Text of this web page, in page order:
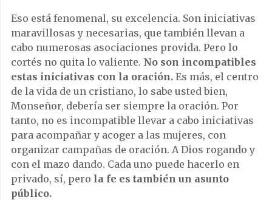
Eso está fenomenal, su excelencia. Son iniciativas
maravillosas y necesarias, que también llevan a
cabo numerosas asociaciones provida. Pero lo
cortés no quita lo valiente. No son incompatibles
estas iniciativas con la oración. Es más, el centro
de la vida de un cristiano, lo sabe usted bien,
Monseñor, debería ser siempre la oración. Por
tanto, no es incompatible llevar a cabo iniciativas
para acompañar y acoger a las mujeres, con
organizar campañas de oración. A Dios rogando y
con el mazo dando. Cada uno puede hacerlo en
privado, sí, pero la fe es también un asunto
público.